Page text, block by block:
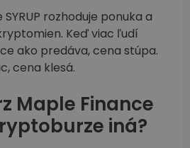
rozhoduje ponuka a
Keď viac ľudí
ako predáva, cena stúpa.
cena klesá.
Maple Finance
iná?